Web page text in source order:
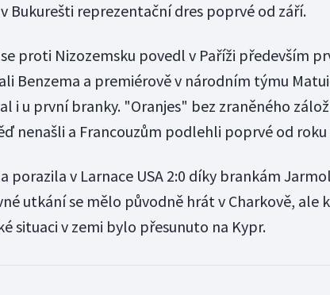
Bukurešti reprezentační dres poprvé od září.
proti Nizozemsku povedl v Paříži především
Benzema a premiérově v národním týmu
i u první branky. "Oranjes" bez zraněného
nenašli a Francouzům podlehli poprvé od roku
porazila v Larnace USA 2:0 díky brankám
utkání se mělo původně hrát v Charkově, ale
situaci v zemi bylo přesunuto na Kypr.